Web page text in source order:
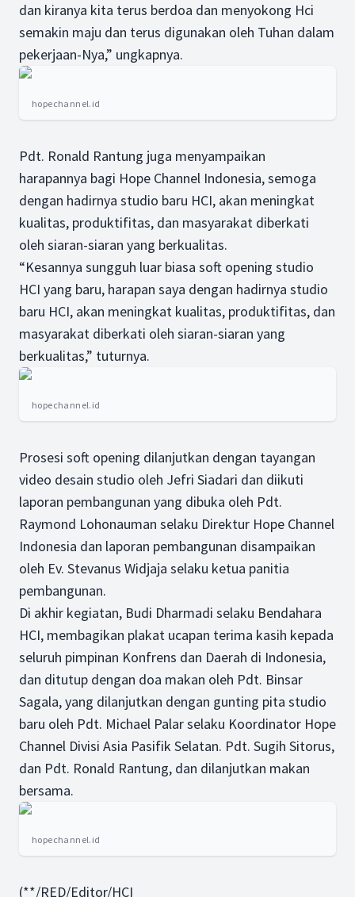
dan kiranya kita terus berdoa dan menyokong Hci
semakin maju dan terus digunakan oleh Tuhan dalam
pekerjaan-Nya,” ungkapnya.
hopechannel.id
Pdt. Ronald Rantung juga menyampaikan
harapannya bagi Hope Channel Indonesia, semoga
dengan hadirnya studio baru HCI, akan meningkat
kualitas, produktifitas, dan masyarakat diberkati
oleh siaran-siaran yang berkualitas.
“Kesannya sungguh luar biasa soft opening studio
HCI yang baru, harapan saya dengan hadirnya studio
baru HCI, akan meningkat kualitas, produktifitas, dan
masyarakat diberkati oleh siaran-siaran yang
berkualitas,” tuturnya.
hopechannel.id
Prosesi soft opening dilanjutkan dengan tayangan
video desain studio oleh Jefri Siadari dan diikuti
laporan pembangunan yang dibuka oleh Pdt.
Raymond Lohonauman selaku Direktur Hope Channel
Indonesia dan laporan pembangunan disampaikan
oleh Ev. Stevanus Widjaja selaku ketua panitia
pembangunan.
Di akhir kegiatan, Budi Dharmadi selaku Bendahara
HCI, membagikan plakat ucapan terima kasih kepada
seluruh pimpinan Konfrens dan Daerah di Indonesia,
dan ditutup dengan doa makan oleh Pdt. Binsar
Sagala, yang dilanjutkan dengan gunting pita studio
baru oleh Pdt. Michael Palar selaku Koordinator Hope
Channel Divisi Asia Pasifik Selatan. Pdt. Sugih Sitorus,
dan Pdt. Ronald Rantung, dan dilanjutkan makan
bersama.
hopechannel.id
(**/RED/Editor/HCI